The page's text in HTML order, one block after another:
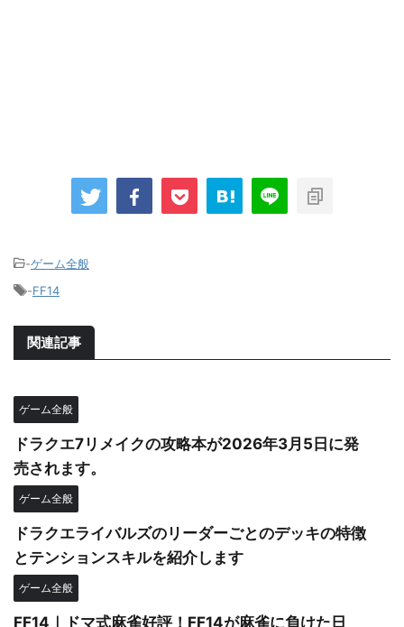
-ゲーム全般
-FF14
関連記事
ゲーム全般
ドラクエ7リメイクの攻略本が2026年3月5日に発
売されます。
ゲーム全般
ドラクエライバルズのリーダーごとのデッキの特徴
とテンションスキルを紹介します
ゲーム全般
FF14｜ドマ式麻雀好評！FF14が麻雀に負けた日